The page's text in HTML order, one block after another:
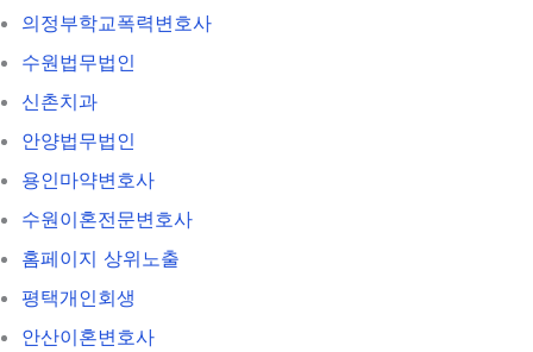
의정부학교폭력변호사
수원법무법인
신촌치과
안양법무법인
용인마약변호사
수원이혼전문변호사
홈페이지 상위노출
평택개인회생
안산이혼변호사